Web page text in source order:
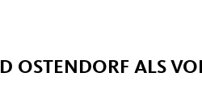
OSTENDORF ALS